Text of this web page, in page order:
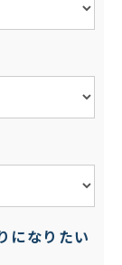
になりたい